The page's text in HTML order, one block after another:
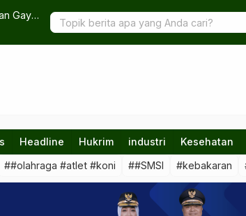
Pencarian Diskominfo Berau Dorong Website
Masuk Era Baru Digital
Headline Hukrim industri Kesehatan
##olahraga #atlet #koni ##SMSI #kebakaran